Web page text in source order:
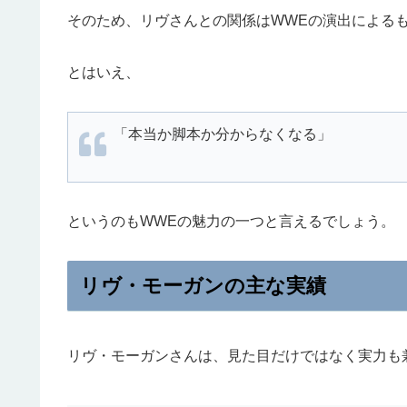
そのため、リヴさんとの関係はWWEの演出による
とはいえ、
「本当か脚本か分からなくなる」
というのもWWEの魅力の一つと言えるでしょう。
リヴ・モーガンの主な実績
リヴ・モーガンさんは、見た目だけではなく実力